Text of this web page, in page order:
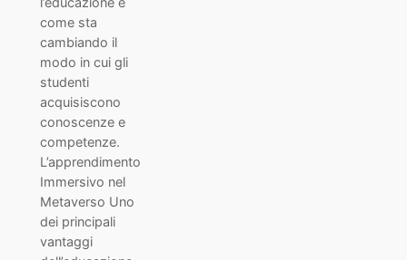
come sta
cambiando il
modo in cui gli
studenti
acquisiscono
conoscenze e
competenze.
L’apprendimento
Immersivo nel
Metaverso Uno
dei principali
vantaggi